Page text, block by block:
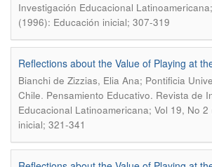
Investigación Educacional
(1996): Educación inicial; 307-319
Reflections about the Value of Playing at
Bianchi de Zizzias, Elia Ana; Pontificia
Chile. Pensamiento Educativo. Revista de
Educacional Latinoamericana; Vol 19, No
inicial; 321-341